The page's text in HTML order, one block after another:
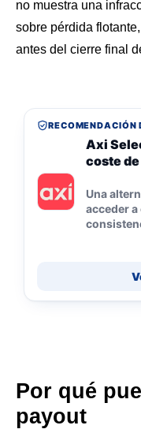
no muestra una
sobre pérdida
antes del cierre final
RECOMENDACIÓN
Axi
coste
Una
acceder
Por qué
payout